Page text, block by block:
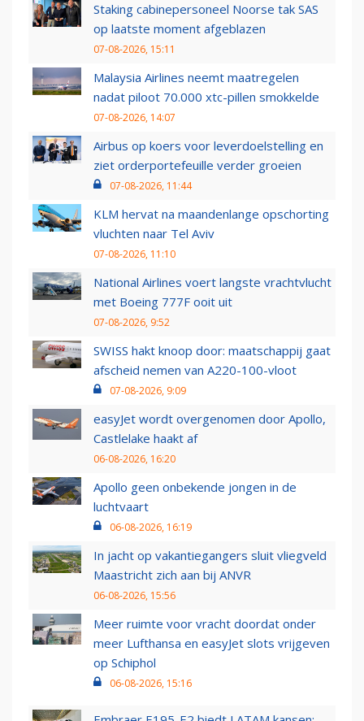
Staking cabinepersoneel Noorse tak SAS
op laatste moment afgeblazen
07-08-2026, 15:11
Malaysia Airlines neemt maatregelen
nadat piloot 70.000 xtc-pillen smokkelde
07-08-2026, 14:07
Airbus op koers voor leverdoelstelling en
ziet orderportefeuille verder groeien
07-08-2026, 11:44
KLM hervat na maandenlange opschorting
vluchten naar Tel Aviv
07-08-2026, 11:10
National Airlines voert langste vrachtvlucht
met Boeing 777F ooit uit
07-08-2026, 9:52
SWISS hakt knoop door: maatschappij gaat
afscheid nemen van A220-100-vloot
07-08-2026, 9:09
easyJet wordt overgenomen door Apollo,
Castlelake haakt af
06-08-2026, 16:20
Apollo geen onbekende jongen in de
luchtvaart
06-08-2026, 16:19
In jacht op vakantiegangers sluit vliegveld
Maastricht zich aan bij ANVR
06-08-2026, 15:56
Meer ruimte voor vracht doordat onder
meer Lufthansa en easyJet slots vrijgeven
op Schiphol
06-08-2026, 15:16